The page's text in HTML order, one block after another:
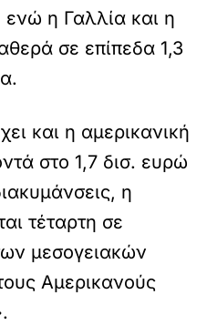
ενώ η Γαλλία και η
σε επίπεδα 1,3
και η αμερικανική
στο 1,7 δισ. ευρώ
η
τέταρτη σε
μεσογειακών
Αμερικανούς